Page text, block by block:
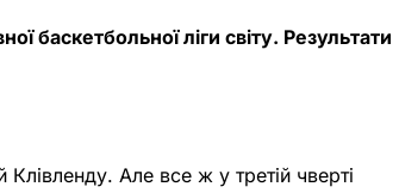
баскетбольної ліги світу. Результати
Клівленду. Але все ж у третій чверті